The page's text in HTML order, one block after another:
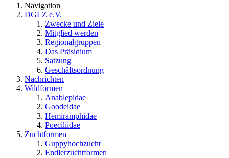
Navigation
DGLZ e.V.
Zwecke und Ziele
Mitglied werden
Regionalgruppen
Das Präsidium
Satzung
Geschäftsordnung
Nachrichten
Wildformen
Anablepidae
Goodeidae
Hemiramphidae
Poeciliidae
Zuchtformen
Guppyhochzucht
Endlerzuchtformen